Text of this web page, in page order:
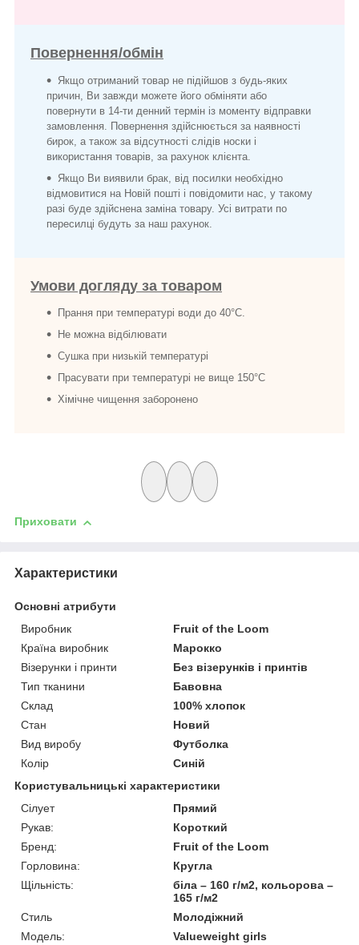
Повернення/обмін
Якщо отриманий товар не підійшов з будь-яких
причин, Ви завжди можете його обміняти або
повернути в 14-ти денний термін із моменту відправки
замовлення. Повернення здійснюється за наявності
бирок, а також за відсутності слідів носки і
використання товарів, за рахунок клієнта.
Якщо Ви виявили брак, від посилки необхідно
відмовитися на Новій пошті і повідомити нас, у такому
разі буде здійснена заміна товару. Усі витрати по
пересилці будуть за наш рахунок.
Умови догляду за товаром
Прання при температурі води до 40°C.
Не можна відбілювати
Сушка при низькій температурі
Прасувати при температурі не вище 150°C
Хімічне чищення заборонено
Приховати
Характеристики
Основні атрибути
Виробник
Fruit of the Loom
Країна виробник
Марокко
Візерунки і принти
Без візерунків і принтів
Тип тканини
Бавовна
Склад
100% хлопок
Стан
Новий
Вид виробу
Футболка
Колір
Синій
Користувальницькі характеристики
Сілует
Прямий
Рукав:
Короткий
Бренд:
Fruit of the Loom
Горловина:
Кругла
Щільність:
біла – 160 г/м2, кольорова –
165 г/м2
Стиль
Молодіжний
Модель:
Valueweight girls